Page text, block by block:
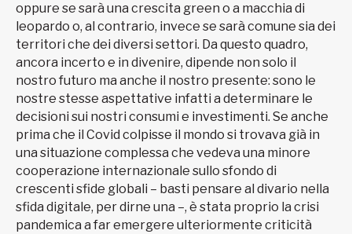
oppure se sarà una crescita green o a macchia di
leopardo o, al contrario, invece se sarà comune sia dei
territori che dei diversi settori. Da questo quadro,
ancora incerto e in divenire, dipende non solo il
nostro futuro ma anche il nostro presente: sono le
nostre stesse aspettative infatti a determinare le
decisioni sui nostri consumi e investimenti. Se anche
prima che il Covid colpisse il mondo si trovava già in
una situazione complessa che vedeva una minore
cooperazione internazionale sullo sfondo di
crescenti sfide globali – basti pensare al divario nella
sfida digitale, per dirne una –, è stata proprio la crisi
pandemica a far emergere ulteriormente criticità